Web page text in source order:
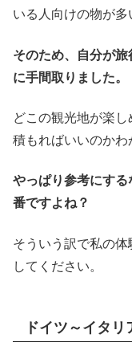
いる人向けの物が多
そのため、自分が
に手間取りました。
どこの観光地が楽
積もればいいのかわ
やっぱり参考にす
番ですよね？
そういう訳で私の
してください。
ドイツ～イタ